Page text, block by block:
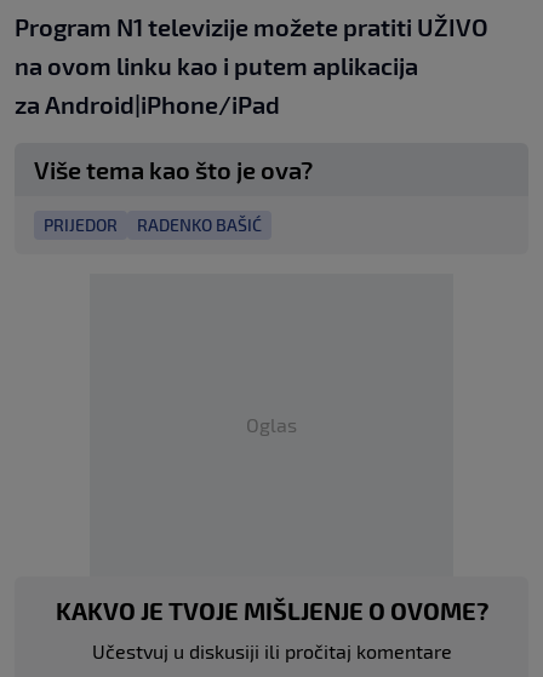
Program N1 televizije možete pratiti UŽIVO
na ovom linku kao i putem aplikacija
za Android|iPhone/iPad
Više tema kao što je ova?
PRIJEDOR RADENKO BAŠIĆ
Oglas
KAKVO JE TVOJE MIŠLJENJE O OVOME?
Učestvuj u diskusiji ili pročitaj komentare